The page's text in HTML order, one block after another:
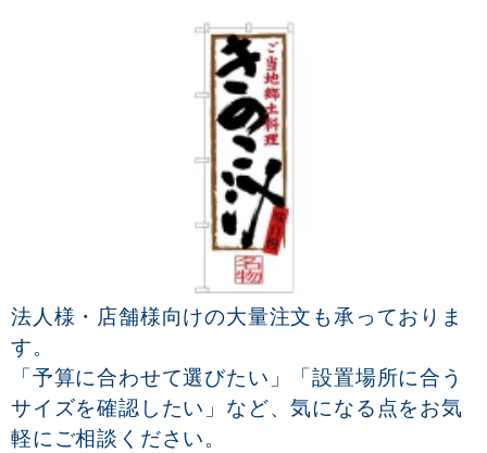
法人様・店舗様向けの大量注文も承っておりま
す。
「予算に合わせて選びたい」「設置場所に合う
サイズを確認したい」など、気になる点をお気
軽にご相談ください。